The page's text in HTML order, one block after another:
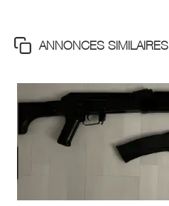
ANNONCES SIMILAIRES